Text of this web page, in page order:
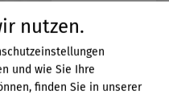
nutzen.
und wie Sie Ihre
finden Sie in unserer